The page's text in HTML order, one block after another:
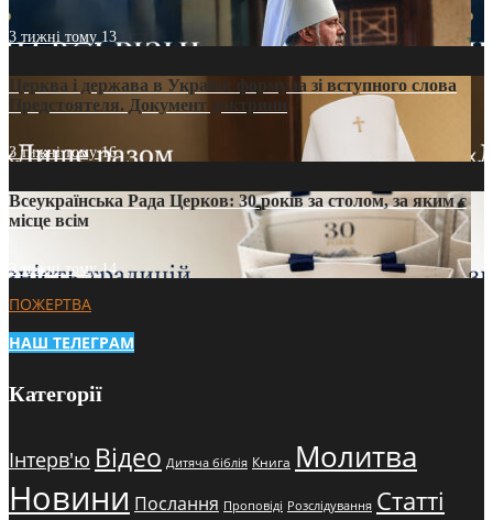
3 тижні тому 13
Церква і держава в Україні: формула зі вступного слова
Предстоятеля. Документ доктрини
3 тижні тому16
Всеукраїнська Рада Церков: 30 років за столом, за яким є
місце всім
3 тижні тому14
ПОЖЕРТВА
НАШ ТЕЛЕГРАМ
Категорії
Інтерв'ю Відео Дитяча біблія Книга Молитва
Новини Послання Проповіді Розслідування Статті